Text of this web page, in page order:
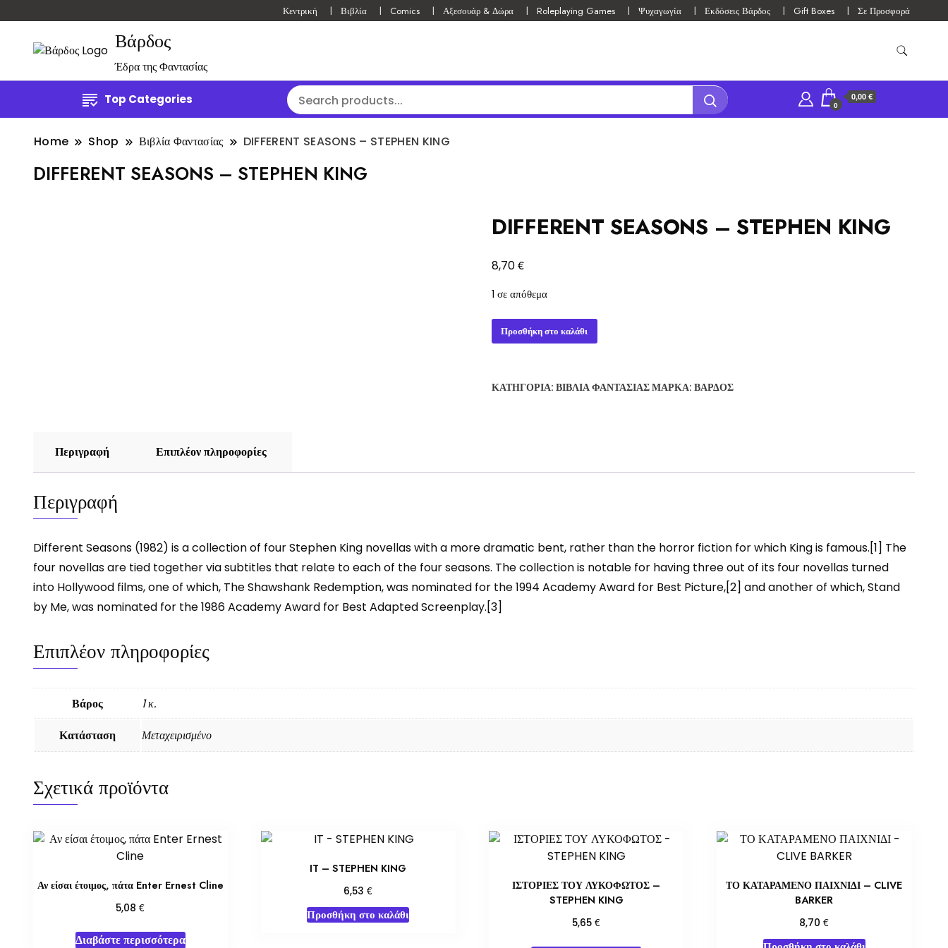
Κεντρική Βιβλία Comics Αξεσουάρ & Δώρα Roleplaying Games Ψυχαγωγία Εκδόσεις Βάρδος Gift Boxes Σε Προσφορά
Βάρδος
Έδρα της Φαντασίας
Top Categories 0
0,00 €
Home Shop Βιβλία Φαντασίας DIFFERENT SEASONS – STEPHEN KING
DIFFERENT SEASONS – STEPHEN KING
DIFFERENT SEASONS – STEPHEN KING
8,70€
1 σε απόθεμα
DIFFERENT
SEASONS
KING
Προσθήκη στο καλάθι
ΚΑΤΗΓΟΡΊΑ: ΒΙΒΛΊΑ ΦΑΝΤΑΣΊΑΣΜΆΡΚΑ: ΒΆΡΔΟΣ
Περιγραφή Επιπλέον πληροφορίες
Περιγραφή
Different Seasons (1982) is a collection of four Stephen King novellas with a more dramatic bent, rather than the horror fiction for which King is famous.[1] The
four novellas are tied together via subtitles that relate to each of the four seasons. The collection is notable for having three out of its four novellas turned
into Hollywood films, one of which, The Shawshank Redemption, was nominated for the 1994 Academy Award for Best Picture,[2] and another of which, Stand
by Me, was nominated for the 1986 Academy Award for Best Adapted Screenplay.[3]
Επιπλέον πληροφορίες
Βάρος
1 κ.
Κατάσταση
Μεταχειρισμένο
Σχετικά προϊόντα
Αν είσαι έτοιμος, πάτα Enter Ernest Cline
5,08€
Διαβάστε περισσότερα
IT – STEPHEN KING
6,53€
Προσθήκη στο καλάθι
ΙΣΤΟΡΙΕΣ ΤΟΥ ΛΥΚΟΦΩΤΟΣ –
STEPHEN KING
5,65€
ΤΟ ΚΑΤΑΡΑΜΕΝΟ ΠΑΙΧΝΙΔΙ – CLIVE
BARKER
8,70€